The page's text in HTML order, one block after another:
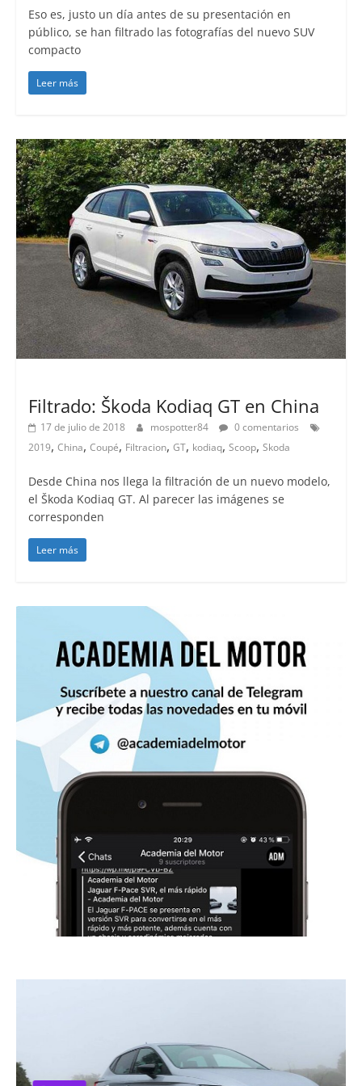
Eso es, justo un día antes de su presentación en
público, se han filtrado las fotografías del nuevo SUV
compacto
Leer más
Filtrado: Škoda Kodiaq GT en China
17 de julio de 2018 mospotter84
0 comentarios
2019, China, Coupé, Filtracion, GT, kodiaq, Scoop, Skoda
Desde China nos llega la filtración de un nuevo modelo,
el Škoda Kodiaq GT. Al parecer las imágenes se
corresponden
Leer más